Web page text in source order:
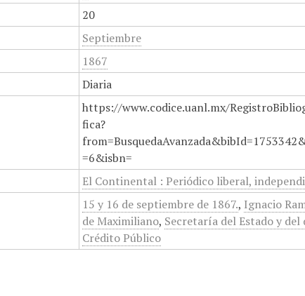
20
Septiembre
1867
Diaria
https://www.codice.uanl.mx/
fica?
=6&isbn=
El Continental : Periódico liberal,
15 y 16 de septiembre de 1867., Ignacio
de Maximiliano, Secretaría del Estado y del
Crédito Público